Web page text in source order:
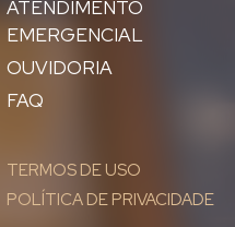
ATENDIMENTO
EMERGENCIAL
OUVIDORIA
FAQ
TERMOS DE USO
POLÍTICA DE PRIVACIDADE